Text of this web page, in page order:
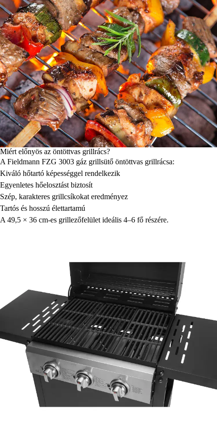
Miért előnyös az öntöttvas grillrács?
A Fieldmann FZG 3003 gáz grillsütő öntöttvas grillrácsa:
Kiváló hőtartó képességgel rendelkezik
Egyenletes hőelosztást biztosít
Szép, karakteres grillcsíkokat eredményez
Tartós és hosszú élettartamú
A 49,5 × 36 cm-es grillezőfelület ideális 4–6 fő részére.